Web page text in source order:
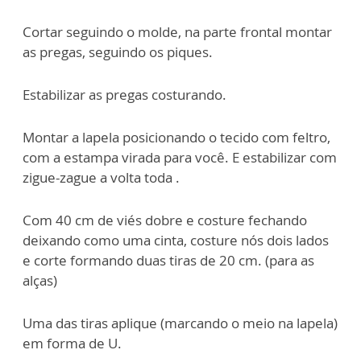
Cortar seguindo o molde, na parte frontal montar
as pregas, seguindo os piques.
Estabilizar as pregas costurando.
Montar a lapela posicionando o tecido com feltro,
com a estampa virada para você. E estabilizar com
zigue-zague a volta toda .
Com 40 cm de viés dobre e costure fechando
deixando como uma cinta, costure nós dois lados
e corte formando duas tiras de 20 cm. (para as
alças)
Uma das tiras aplique (marcando o meio na lapela)
em forma de U.